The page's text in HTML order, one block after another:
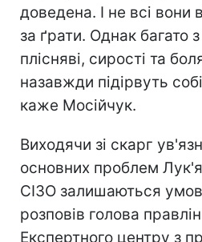
доведена. І не всі вони
за ґрати. Однак багато
плісняві, сирості та
назавжди підірвуть
каже Мосійчук.
Виходячи зі скарг
основних проблем
СІЗО залишаються
розповів голова
Експертного центру з